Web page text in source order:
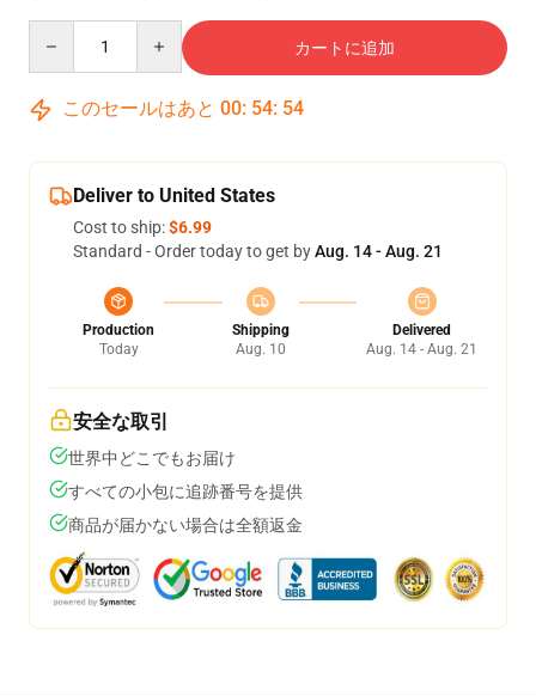
カートに追加
このセールはあと 00: 54: 54
Deliver to United States
Cost to ship:$6.99
Standard - Order today to get byAug. 14 - Aug. 21
Production
Today
Shipping
Aug. 10
Delivered
Aug. 14 - Aug. 21
安全な取引
世界中どこでもお届け
すべての小包に追跡番号を提供
商品が届かない場合は全額返金